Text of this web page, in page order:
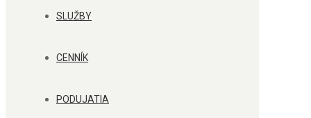
SLUŽBY
CENNÍK
PODUJATIA